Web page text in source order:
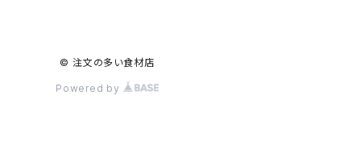
© 注文の多い食材店
Powered by